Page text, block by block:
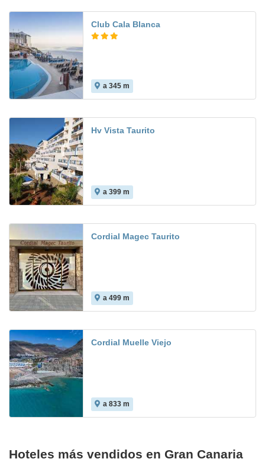
Club Cala Blanca
a 345 m
Hv Vista Taurito
a 399 m
Cordial Magec Taurito
a 499 m
Cordial Muelle Viejo
a 833 m
Hoteles más vendidos en Gran Canaria